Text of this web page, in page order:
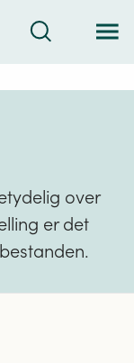
Søk
over
er det